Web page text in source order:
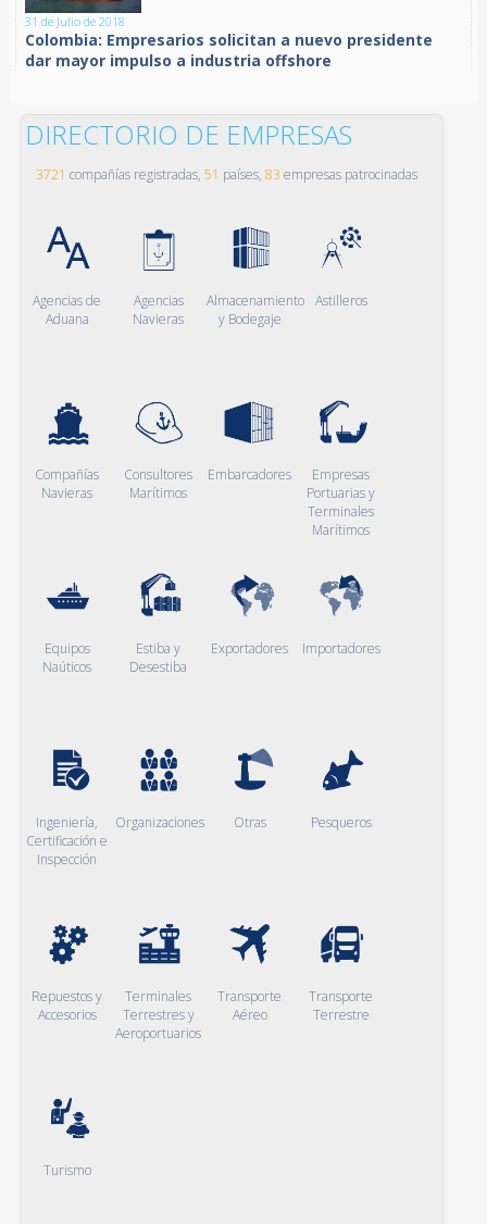
31 de Julio de 2018
Colombia: Empresarios solicitan a nuevo presidente
dar mayor impulso a industria offshore
DIRECTORIO DE EMPRESAS
3721 compañías registradas, 51 países, 83 empresas patrocinadas
Agencias de
Aduana
Agencias
Navieras
Almacenamiento
y Bodegaje
Astilleros
Compañías
Navieras
Consultores
Marítimos
Embarcadores
Empresas
Portuarias y
Terminales
Marítimos
Equipos
Naúticos
Estiba y
Desestiba
Exportadores Importadores
Ingeniería,
Certificación e
Inspección
Organizaciones Otras Pesqueros
Repuestos y
Accesorios
Terminales
Terrestres y
Aeroportuarios
Transporte
Aéreo
Transporte
Terrestre
Turismo